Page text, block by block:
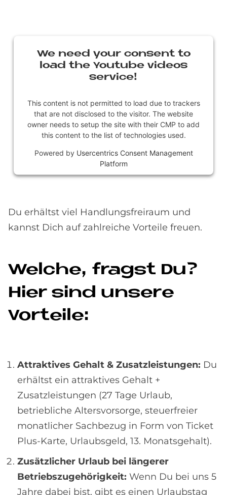
We need your con­sent to
load the You­tube vi­de­os
ser­vice!
This content is not permitted to load due to trackers
that are not disclosed to the visitor. The website
owner needs to setup the site with their CMP to add
this content to the list of technologies used.
Powered by Usercentrics Consent Management
Platform
Du erhältst viel Handlungsfreiraum und
kannst Dich auf zahlreiche Vorteile freuen.
Wel­che, fragst Du?
Hier sind un­se­re
Vor­teile:
Attraktives Gehalt & Zusatzleistungen: Du
erhältst ein attraktives Gehalt +
Zusatzleistungen (27 Tage Urlaub,
betriebliche Altersvorsorge, steuerfreier
monatlicher Sachbezug in Form von Ticket
Plus-Karte, Urlaubsgeld, 13. Monatsgehalt).
Zusätzlicher Urlaub bei längerer
Betriebszugehörigkeit: Wenn Du bei uns 5
Jahre dabei bist, gibt es einen Urlaubstag